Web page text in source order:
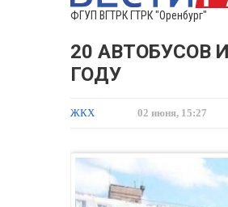
ФГУП ВГТРК ГТРК "Оренбург"
20 АВТОБУСОВ
ГОДУ
ЖКХ 02 июня, 15:27